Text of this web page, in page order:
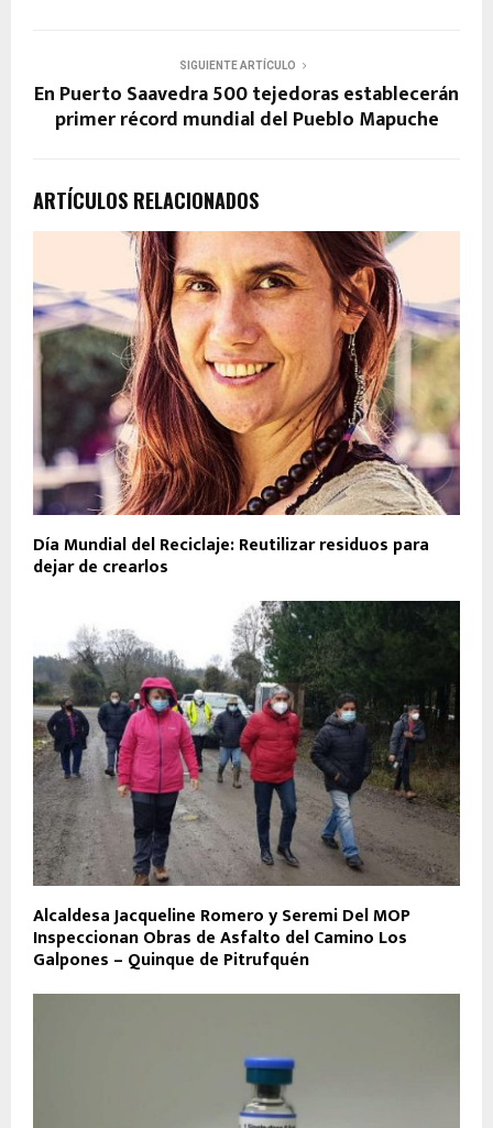
SIGUIENTE ARTÍCULO
En Puerto Saavedra 500 tejedoras establecerán
primer récord mundial del Pueblo Mapuche
ARTÍCULOS RELACIONADOS
Día Mundial del Reciclaje: Reutilizar residuos para
dejar de crearlos
Alcaldesa Jacqueline Romero y Seremi Del MOP
Inspeccionan Obras de Asfalto del Camino Los
Galpones – Quinque de Pitrufquén